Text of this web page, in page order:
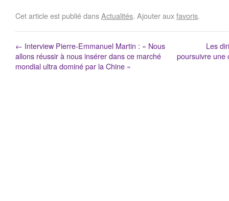
Cet article est publié dansActualités. Ajouter auxfavoris.
← Interview Pierre-Emmanuel Martin : « Nous
allons réussir à nous insérer dans ce marché
mondial ultra dominé par la Chine »
Les
poursuivre une